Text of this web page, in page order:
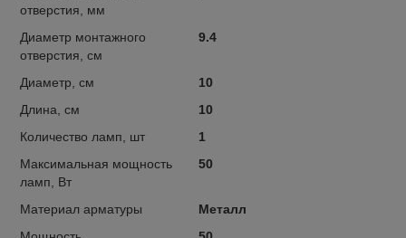
отверстия, мм
Диаметр монтажного
отверстия, см
9.4
Диаметр, см
10
Длина, см
10
Количество ламп, шт
1
Максимальная мощность
ламп, Вт
50
Материал арматуры
Металл